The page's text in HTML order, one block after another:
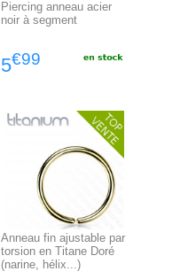
Piercing anneau acier
noir à segment
5€99
Anneau fin ajustable par
torsion en Titane Doré
(narine, hélix...)